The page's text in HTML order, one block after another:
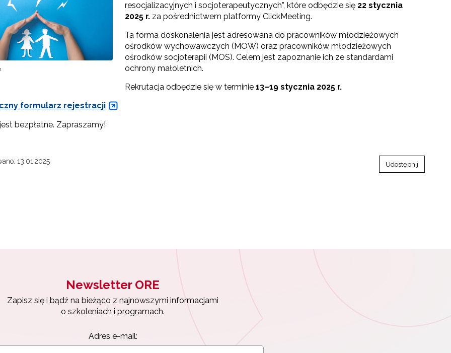
resocjalizacyjnych i socjoterapeutycznych”, które odbędzie się 22 stycznia
2025 r. za pośrednictwem platformy ClickMeeting.
Ta forma doskonalenia jest adresowana do pracowników młodzieżowych
ośrodków wychowawczych (MOW) oraz pracowników młodzieżowych
ośrodków socjoterapii (MOS). Celem jest zapoznanie ich ze standardami
ochrony małoletnich.
Rekrutacja odbędzie się w terminie 13–19 stycznia 2025 r.
formularz rejestracji
bezpłatne. Zapraszamy!
13.01.2025 Udostępnij
Newsletter ORE
Zapisz się i bądź na bieżąco z najnowszymi informacjami
o szkoleniach i programach.
Adres e-mail: